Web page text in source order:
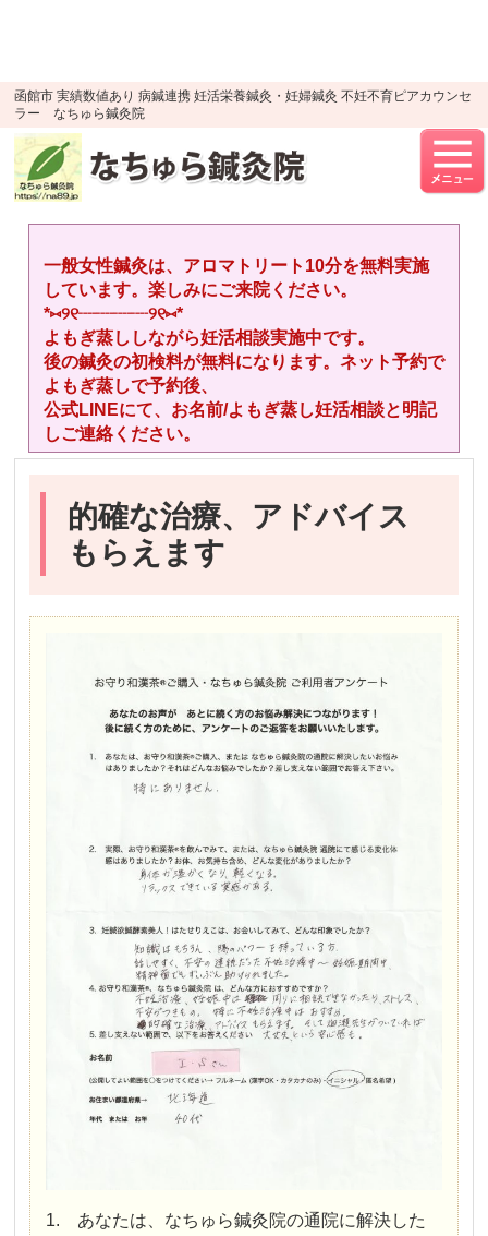
函館市 実績数値あり 病鍼連携 妊活栄養鍼灸・妊婦鍼灸 不妊不育ピアカウンセ
ラー なちゅら鍼灸院
一般女性鍼灸は、アロマトリート10分を無料実施
しています。楽しみにご来院ください。
*⑅︎୨୧┈︎┈︎┈︎┈︎୨୧⑅︎*
よもぎ蒸ししながら妊活相談実施中です。
後の鍼灸の初検料が無料になります。ネット予約で
よもぎ蒸しで予約後、
公式LINEにて、お名前/よもぎ蒸し妊活相談と明記
しご連絡ください。
的確な治療、アドバイス
もらえます
1. あなたは、なちゅら鍼灸院の通院に解決した